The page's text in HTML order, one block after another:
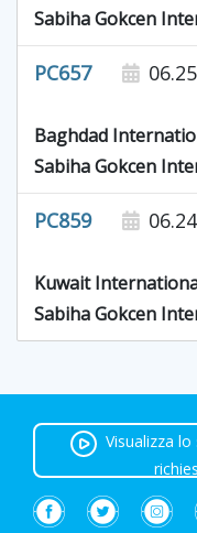
Sabiha Gokcen
PC657
Baghdad
Sabiha Gokcen
PC859
Kuwait
Sabiha Gokcen